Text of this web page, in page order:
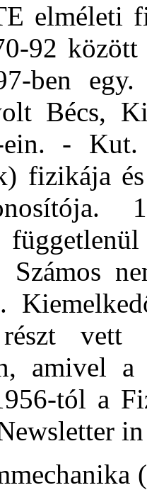
elméleti
92
ben
Bécs,
ein. -
fizikája
Számos
részt vett
amivel
tól a